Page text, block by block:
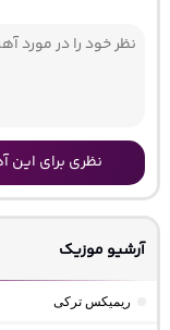
نظری برای این
آرشیو موزیک
ریمیکس ترکی